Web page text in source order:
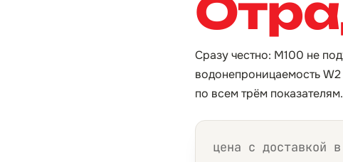
Сразу честно: М100 не
водонепроницаемость
по всем трём
цена с доставкой